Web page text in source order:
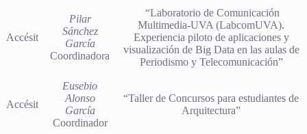
Accésit
Pilar
Sánchez
García
Coordinadora
“Laboratorio de Comunicación
Multimedia-UVA (LabcomUVA).
Experiencia piloto de aplicaciones y
visualización de Big Data en las aulas de
Periodismo y Telecomunicación”
Accésit
Eusebio
Alonso
García
Coordinador
“Taller de Concursos para estudiantes de
Arquitectura”